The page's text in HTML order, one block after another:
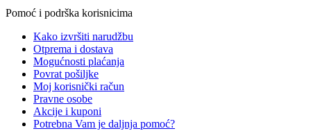
Pomoć i podrška korisnicima
Kako izvršiti narudžbu
Otprema i dostava
Mogućnosti plaćanja
Povrat pošiljke
Moj korisnički račun
Pravne osobe
Akcije i kuponi
Potrebna Vam je daljnja pomoć?